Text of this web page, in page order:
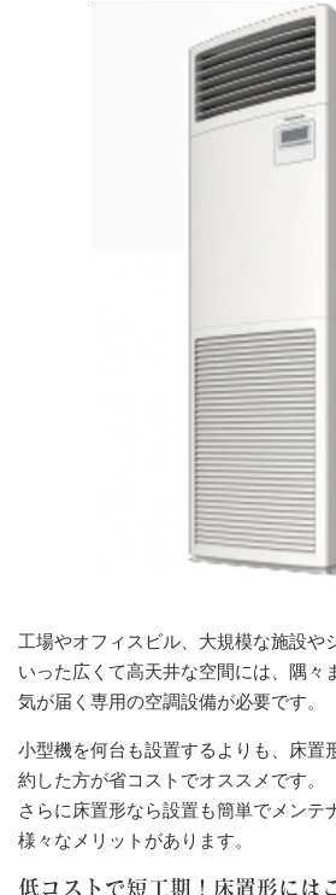
工場やオフィスビル、大規模な施設や
いった広くて高天井な空間には、隅々
気が届く専用の空調設備が必要です。
小型機を何台も設置するよりも、床置
約した方が省コストでオススメです。
さらに床置形なら設置も簡単でメンテ
様々なメリットがあります。
低コストで短工期！床置形には